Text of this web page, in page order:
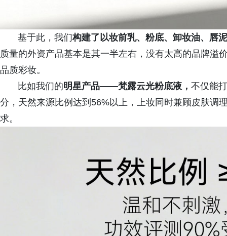
基于此，我们构建了以妆前乳、粉底、卸妆油、唇
质量的外资产品基本是其一半左右，没有太高的品牌溢
品质彩妆。
比如我们的明星产品——梵露云光粉底液， 不仅能
分，天然来源比例达到56%以上，上妆同时兼顾皮肤调
求。